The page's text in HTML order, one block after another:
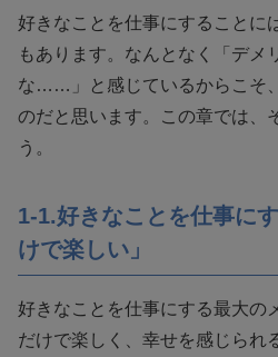
好きなことを仕事にすることに
もあります。なんとなく「デメ
な……」と感じているからこそ
のだと思います。この章では、
う。
1-1.好きなことを仕事に
けで楽しい」
好きなことを仕事にする最大の
だけで楽しく、幸せを感じられ